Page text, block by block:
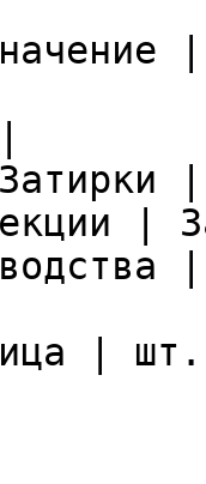
|
|
|
|